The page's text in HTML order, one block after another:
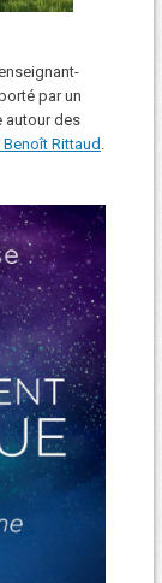
par un
autour des
Rittaud